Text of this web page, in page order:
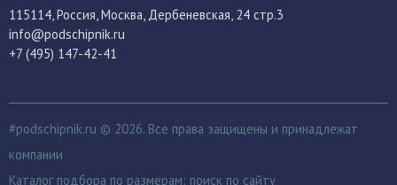
115114 , Россия, Москва, Дербеневская, 24 стр.3
info@podschipnik.ru
+7 (495) 147-42-41
#podschipnik.ru © 2026. Все права защищены и принадлежат
компании
Каталог подбора по размерам: поиск по сайту